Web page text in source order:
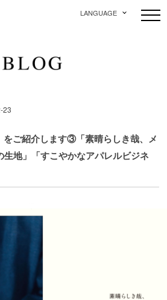
LANGUAGE
23
をご紹介します③「素晴らしき哉、メ
地」「すこやかなアパレルビジネ